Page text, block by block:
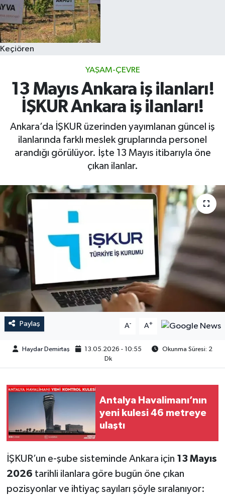
Keçiören
YAŞAM-ÇEVRE
13 Mayıs Ankara iş ilanları!
İŞKUR Ankara iş ilanları!
Ankara’da İŞKUR üzerinden yayımlanan güncel iş
ilanlarında farklı meslek gruplarında personel
arandığı görülüyor. İşte 13 Mayıs itibarıyla öne
çıkan ilanlar.
Paylaş A- A+
Haydar Demirtaş 13.05.2026 - 10:55
Okunma Süresi: 2
Dk
Antalya Havalimanı’nın
yeni kulesi 46 metreye
ulaştı
İŞKUR’un e-şube sisteminde Ankara için 13 Mayıs
2026 tarihli ilanlara göre bugün öne çıkan
pozisyonlar ve ihtiyaç sayıları şöyle sıralanıyor: